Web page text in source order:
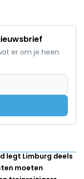
er om je heen
legt Limburg deels
moeten